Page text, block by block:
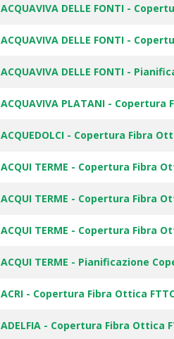
ACQUAVIVA DELLE FONTI -
ACQUAVIVA DELLE FONTI -
ACQUAVIVA DELLE FONTI -
ACQUAVIVA PLATANI -
ACQUEDOLCI - Copertura Fibra
ACQUI TERME - Copertura Fibra
ACQUI TERME - Copertura Fibra
ACQUI TERME - Copertura Fibra
ACQUI TERME - Pianificazione
ACRI - Copertura Fibra Ottica
ADELFIA - Copertura Fibra Ottica